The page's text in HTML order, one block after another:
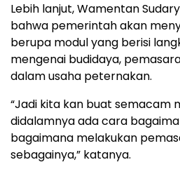
Lebih lanjut, Wamentan
bahwa pemerintah akan
berupa modul yang berisi
mengenai budidaya,
dalam usaha peternakan.
“Jadi kita kan buat semacam
didalamnya ada cara
bagaimana melakukan
sebagainya,” katanya.